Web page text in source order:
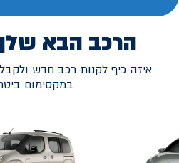
הרכב הבא
איזה כיף לקנות רכב חדש
במקסימום